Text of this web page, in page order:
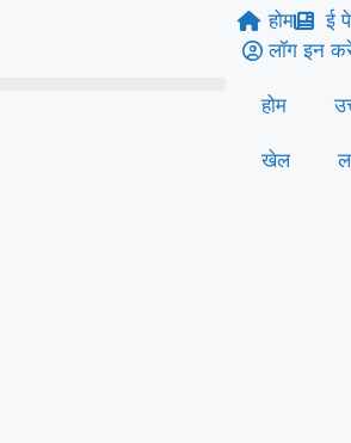
होम ई
लॉग इन
होम
खेल